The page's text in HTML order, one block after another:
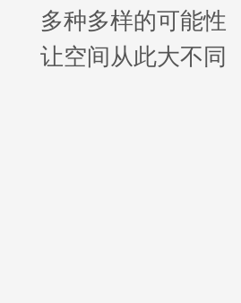
多种多样的可能性
让空间从此大不同